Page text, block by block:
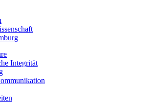
Integrität